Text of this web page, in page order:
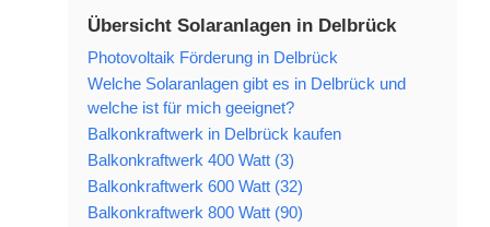
Übersicht Solaranlagen in Delbrück
Photovoltaik Förderung in Delbrück
Welche Solaranlagen gibt es in Delbrück und
welche ist für mich geeignet?
Balkonkraftwerk in Delbrück kaufen
Balkonkraftwerk 400 Watt (3)
Balkonkraftwerk 600 Watt (32)
Balkonkraftwerk 800 Watt (90)